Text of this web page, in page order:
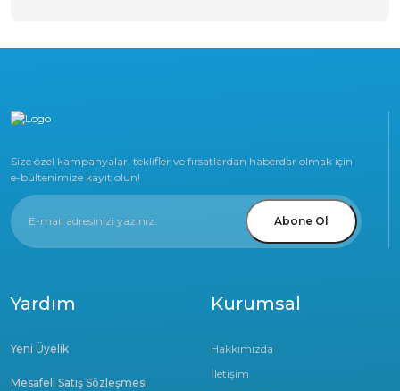
Size özel kampanyalar, teklifler ve fırsatlardan haberdar olmak için
e-bültenimize kayıt olun!
Abone Ol
Kurumsal
Hakkımızda
İletişim
Yardım
Yeni Üyelik
Mesafeli Satış Sözleşmesi